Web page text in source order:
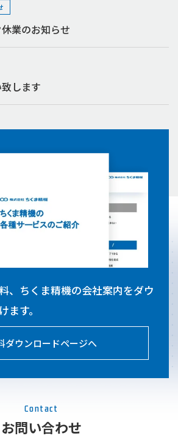
業のお知らせ
します
、ちくま精機の会社案内をダウ
ます。
ダウンロードページへ
Contact
お問い合わせ